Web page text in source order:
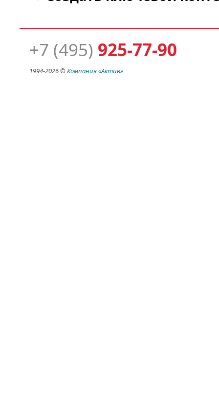
+7 (495) 925-77-90
1994-2026 ©Компания«Актив»